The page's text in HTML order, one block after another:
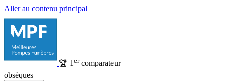
Aller au contenu principal
🏆 1 ercomparateur
obsèques